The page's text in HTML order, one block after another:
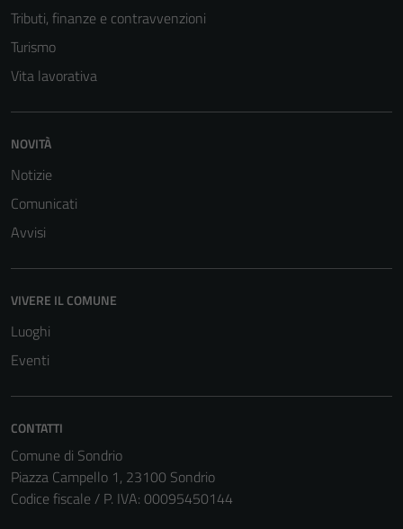
Tributi, finanze e contravvenzioni
Turismo
Vita lavorativa
NOVITÀ
Notizie
Comunicati
Avvisi
VIVERE IL COMUNE
Luoghi
Eventi
CONTATTI
Comune di Sondrio
Piazza Campello 1, 23100 Sondrio
Codice fiscale / P. IVA: 00095450144
del sito e non
non raccolgono